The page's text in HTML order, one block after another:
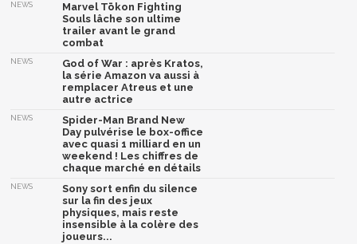
NEWS
Marvel Tōkon Fighting
Souls lâche son ultime
trailer avant le grand
combat
NEWS
God of War : après Kratos,
la série Amazon va aussi à
remplacer Atreus et une
autre actrice
NEWS
Spider-Man Brand New
Day pulvérise le box-office
avec quasi 1 milliard en un
weekend ! Les chiffres de
chaque marché en détails
NEWS
Sony sort enfin du silence
sur la fin des jeux
physiques, mais reste
insensible à la colère des
joueurs...